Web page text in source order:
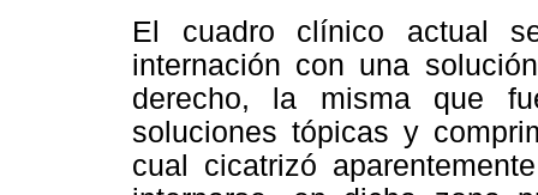
El cuadro clínico actual
internación con una
derecho, la misma que
soluciones tópicas y
cual cicatrizó